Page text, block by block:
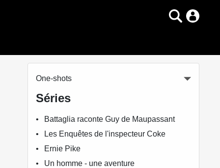
One-shots
Séries
Battaglia raconte Guy de Maupassant
Les Enquêtes de l'inspecteur Coke
Ernie Pike
Un homme - une aventure